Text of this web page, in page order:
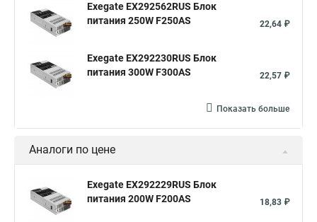
Exegate EX292562RUS Блок
питания 250W F250AS
22,64 ₽
Exegate EX292230RUS Блок
питания 300W F300AS
22,57 ₽
Показать больше
Аналоги по цене
Exegate EX292229RUS Блок
питания 200W F200AS
18,83 ₽